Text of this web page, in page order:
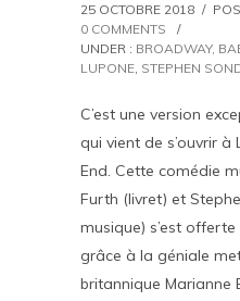
25 OCTOBRE 2018 /
0 COMMENTS
/
UNDER : BROADWAY,
LUPONE, STEPHEN
C’est une version
qui vient de s’ouvrir
End. Cette comédie
Furth (livret) et
musique) s’est
grâce à la géniale
britannique Marianne